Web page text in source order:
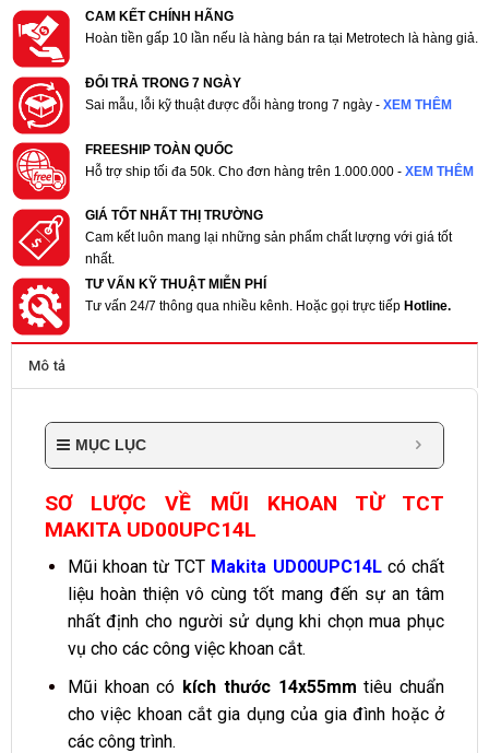
CAM KẾT CHÍNH HÃNG
Hoàn tiền gấp 10 lần nếu là hàng bán ra tại Metrotech là hàng giả.
ĐỔI TRẢ TRONG 7 NGÀY
Sai mẫu, lỗi kỹ thuật được đỗi hàng trong 7 ngày - XEM THÊM
FREESHIP TOÀN QUỐC
Hỗ trợ ship tối đa 50k. Cho đơn hàng trên 1.000.000 - XEM THÊM
GIÁ TỐT NHẤT THỊ TRƯỜNG
Cam kết luôn mang lại những sản phẩm chất lượng với giá tốt
nhất.
TƯ VẤN KỸ THUẬT MIỄN PHÍ
Tư vấn 24/7 thông qua nhiều kênh. Hoặc gọi trực tiếp Hotline.
Mô tả
MỤC LỤC
SƠ LƯỢC VỀ MŨI KHOAN TỪ TCT
MAKITA UD00UPC14L
Mũi khoan từ TCT Makita UD00UPC14Lcó chất
liệu hoàn thiện vô cùng tốt mang đến sự an tâm
nhất định cho người sử dụng khi chọn mua phục
vụ cho các công việc khoan cắt.
Mũi khoan có kích thước 14x55mm tiêu chuẩn
cho việc khoan cắt gia dụng của gia đình hoặc ở
các công trình.